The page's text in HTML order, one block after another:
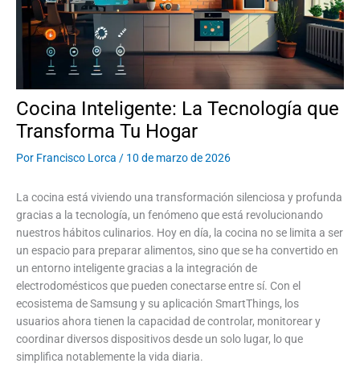
Cocina Inteligente: La Tecnología que
Transforma Tu Hogar
Por Francisco Lorca / 10 de marzo de 2026
La cocina está viviendo una transformación silenciosa y profunda
gracias a la tecnología, un fenómeno que está revolucionando
nuestros hábitos culinarios. Hoy en día, la cocina no se limita a ser
un espacio para preparar alimentos, sino que se ha convertido en
un entorno inteligente gracias a la integración de
electrodomésticos que pueden conectarse entre sí. Con el
ecosistema de Samsung y su aplicación SmartThings, los
usuarios ahora tienen la capacidad de controlar, monitorear y
coordinar diversos dispositivos desde un solo lugar, lo que
simplifica notablemente la vida diaria.